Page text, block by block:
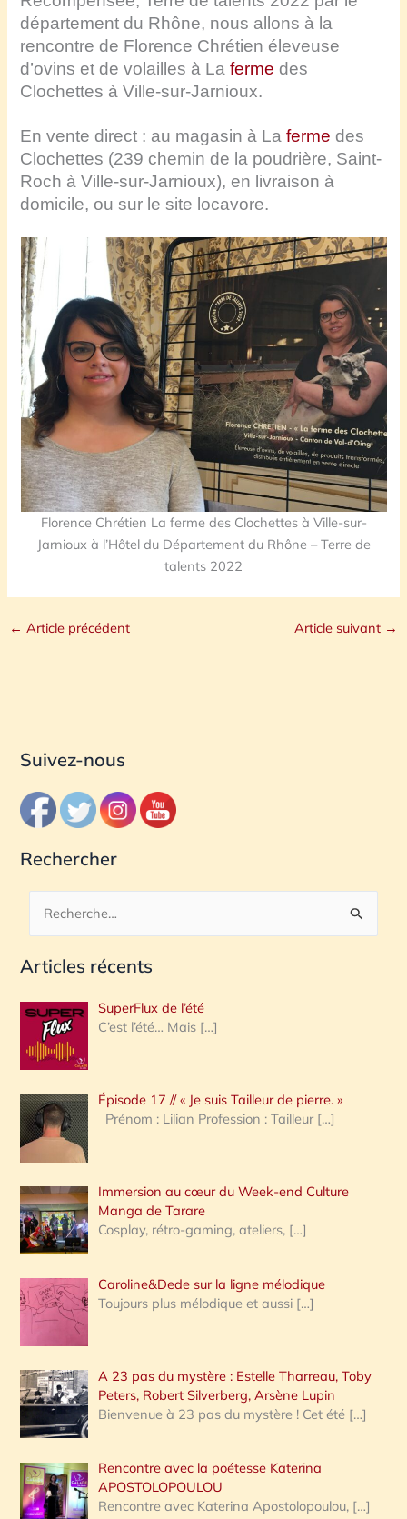
département du Rhône, nous allons à la
rencontre de Florence Chrétien éleveuse
d’ovins et de volailles à La ferme des
Clochettes à Ville-sur-Jarnioux.
En vente direct : au magasin à Laferme des
Clochettes (239 chemin de la poudrière, Saint-
Roch à Ville-sur-Jarnioux), en livraison à
domicile, ou sur le site locavore.
Florence Chrétien La ferme des Clochettes à Ville-sur-
Jarnioux à l’Hôtel du Département du Rhône – Terre de
talents 2022
← Article précédent Article suivant →
Suivez-nous
Rechercher
c
e
r
c
h
e
:
Articles récents
SuperFlux de l’été
C’est l’été… Mais […]
Épisode 17 // « Je suis Tailleur de pierre. »
Prénom : Lilian Profession : Tailleur […]
Immersion au cœur du Week-end Culture
Manga de Tarare
Cosplay, rétro-gaming, ateliers, […]
Caroline&Dede sur la ligne mélodique
Toujours plus mélodique et aussi […]
A 23 pas du mystère : Estelle Tharreau, Toby
Peters, Robert Silverberg, Arsène Lupin
Bienvenue à 23 pas du mystère ! Cet été […]
Rencontre avec la poétesse Katerina
APOSTOLOPOULOU
Rencontre avec Katerina Apostolopoulou, […]